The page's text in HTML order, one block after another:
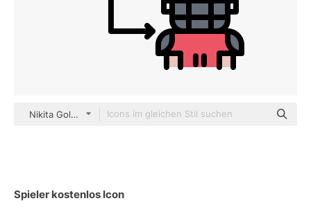
Nikita Golubev color lineal-color
Spieler kostenlos Icon